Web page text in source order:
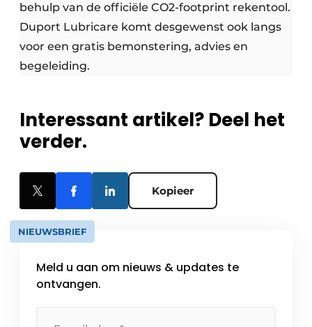
behulp van de officiële CO2-footprint rekentool.
Duport Lubricare komt desgewenst ook langs
voor een gratis bemonstering, advies en
begeleiding.
Interessant artikel? Deel het
verder.
Kopieer
NIEUWSBRIEF
Meld u aan om nieuws & updates te
ontvangen.